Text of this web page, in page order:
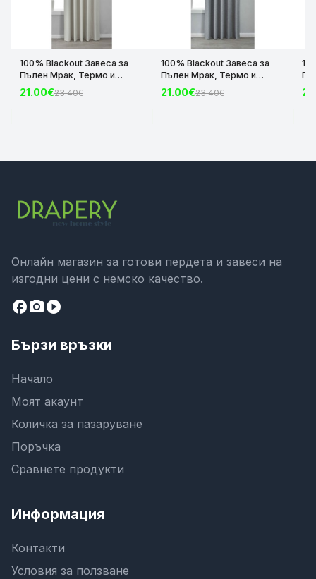
100% Blackout Завеса за
Пълен Мрак, Термо и
Шумоизолираща с коланче
цвят Крем, 175х140 и
21.00€23.40€
100% Blackout Завеса за
Пълен Мрак, Термо и
Шумоизолираща с коланче
цвят Сив, 175х140 и
21.00€23.40€
Онлайн магазин за готови пердета и завеси на
изгодни цени с немско качество.
facebookcamera_altplay_circle
Бързи връзки
Начало
Моят акаунт
Количка за пазаруване
Поръчка
Сравнете продукти
Информация
Контакти
Условия за ползване